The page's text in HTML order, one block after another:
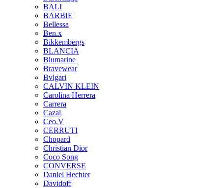
BALI
BARBIE
Bellessa
Ben.x
Bikkembergs
BLANCIA
Blumarine
Bravewear
Bvlgari
CALVIN KLEIN
Carolina Herrera
Carrera
Cazal
Ceo,V
CERRUTI
Chopard
Christian Dior
Coco Song
CONVERSE
Daniel Hechter
Davidoff